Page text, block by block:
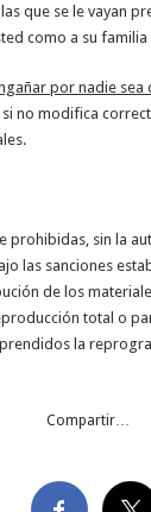
que se le vayan
como a su
por nadie sea
no modifica
prohibidas, sin la
las sanciones
de los
total o
la
Compartir…